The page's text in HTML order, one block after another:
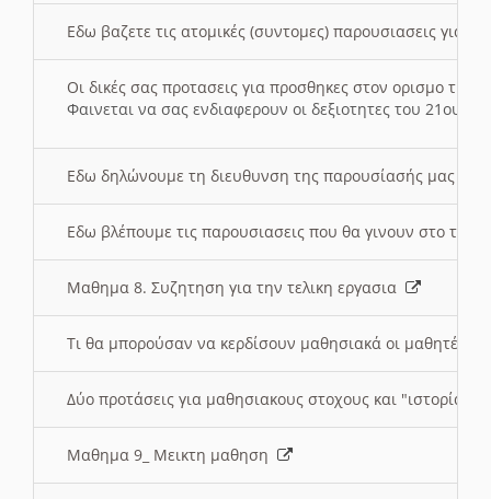
Εδω βαζετε τις ατομικές (συντομες) παρουσιασεις για
Οι δικές σας προτασεις για προσθηκες στον ορισμο
Φαινεται να σας ενδιαφερουν οι δεξιοτητες του 21ου
Εδω δηλώνουμε τη διευθυνση της παρουσίασής μας
Εδω βλέπουμε τις παρουσιασεις που θα γινουν στο
Μαθημα 8. Συζητηση για την τελικη εργασια
Τι θα μπορούσαν να κερδίσουν μαθησιακά οι μαθητές/
Δύο προτάσεις για μαθησιακους στοχους και "ιστορία"
Μαθημα 9_ Μεικτη μαθηση